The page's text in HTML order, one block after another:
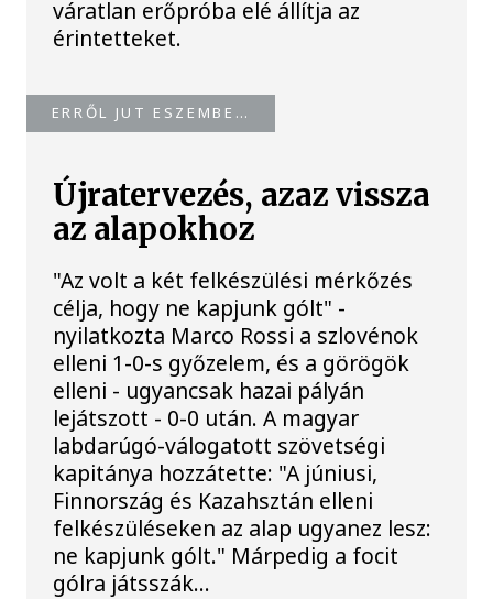
váratlan erőpróba elé állítja az
érintetteket.
ERRŐL JUT ESZEMBE…
Újratervezés, azaz vissza
az alapokhoz
"Az volt a két felkészülési mérkőzés
célja, hogy ne kapjunk gólt" -
nyilatkozta Marco Rossi a szlovénok
elleni 1-0-s győzelem, és a görögök
elleni - ugyancsak hazai pályán
lejátszott - 0-0 után. A magyar
labdarúgó-válogatott szövetségi
kapitánya hozzátette: "A júniusi,
Finnország és Kazahsztán elleni
felkészüléseken az alap ugyanez lesz:
ne kapjunk gólt." Márpedig a focit
gólra játsszák...